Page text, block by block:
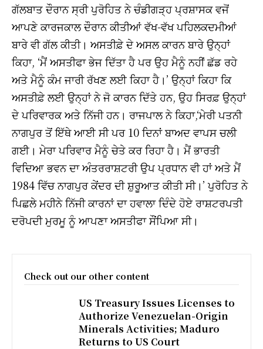
ਗੱਲਬਾਤ ਦੌਰਾਨ ਸ੍ਰੀ ਪੁਰੋਹਿਤ ਨੇ ਚੰਡੀਗੜ੍ਹ ਪ੍ਰਸ਼ਾਸਕ ਵਜੋਂ
ਆਪਣੇ ਕਾਰਜਕਾਲ ਦੌਰਾਨ ਕੀਤੀਆਂ ਵੱਖ-ਵੱਖ ਪਹਿਲਕਦਮੀਆਂ
ਬਾਰੇ ਵੀ ਗੱਲ ਕੀਤੀ। ਅਸਤੀਫ਼ੇ ਦੇ ਅਸਲ ਕਾਰਨ ਬਾਰੇ ਉਨ੍ਹਾਂ
ਕਿਹਾ, ‘ਮੈਂ ਅਸਤੀਫਾ ਭੇਜ ਦਿੱਤਾ ਹੈ ਪਰ ਉਹ ਮੈਨੂੰ ਨਹੀਂ ਛੱਡ ਰਹੇ
ਅਤੇ ਮੈਨੂੰ ਕੰਮ ਜਾਰੀ ਰੱਖਣ ਲਈ ਕਿਹਾ ਹੈ।’ ਉਨ੍ਹਾਂ ਕਿਹਾ ਕਿ
ਅਸਤੀਫ਼ੇ ਲਈ ਉਨ੍ਹਾਂ ਨੇ ਜੋ ਕਾਰਨ ਦਿੱਤੇ ਹਨ, ਉਹ ਸਿਰਫ਼ ਉਨ੍ਹਾਂ
ਦੇ ਪਰਿਵਾਰਕ ਅਤੇ ਨਿੱਜੀ ਹਨ। ਰਾਜਪਾਲ ਨੇ ਕਿਹਾ,‘ਮੇਰੀ ਪਤਨੀ
ਨਾਗਪੁਰ ਤੋਂ ਇੱਥੇ ਆਈ ਸੀ ਪਰ 10 ਦਿਨਾਂ ਬਾਅਦ ਵਾਪਸ ਚਲੀ
ਗਈ। ਮੇਰਾ ਪਰਿਵਾਰ ਮੈਨੂੰ ਚੇਤੇ ਕਰ ਰਿਹਾ ਹੈ। ਮੈਂ ਭਾਰਤੀ
ਵਿਦਿਆ ਭਵਨ ਦਾ ਅੰਤਰਰਾਸ਼ਟਰੀ ਉਪ ਪ੍ਰਧਾਨ ਵੀ ਹਾਂ ਅਤੇ ਮੈਂ
1984 ਵਿੱਚ ਨਾਗਪੁਰ ਕੇਂਦਰ ਦੀ ਸ਼ੁਰੂਆਤ ਕੀਤੀ ਸੀ।’ ਪੁਰੋਹਿਤ ਨੇ
ਪਿਛਲੇ ਮਹੀਨੇ ਨਿੱਜੀ ਕਾਰਨਾਂ ਦਾ ਹਵਾਲਾ ਦਿੰਦੇ ਹੋਏ ਰਾਸ਼ਟਰਪਤੀ
ਦਰੋਪਦੀ ਮੁਰਮੂ ਨੂੰ ਆਪਣਾ ਅਸਤੀਫਾ ਸੌਂਪਿਆ ਸੀ।
Check out our other content
US Treasury Issues Licenses to
Authorize Venezuelan-Origin
Minerals Activities; Maduro
Returns to US Court